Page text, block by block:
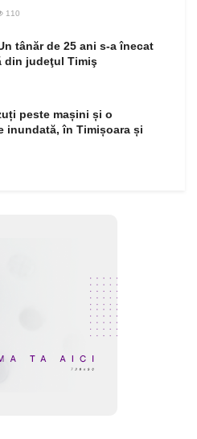
110
tânăr de 25 ani s-a înecat
din judeţul Timiş
peste mașini și o
inundată, în Timișoara și